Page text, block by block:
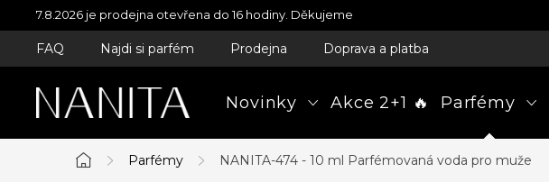
Přejít
na
obsah
7.8.2026 je prodejna otevřena do 16 hodiny. Děkujeme
FAQ Najdi si parfém Prodejna Doprava a platba
Novinky Akce 2+1 🔥 Parfémy
Domů
Parfémy NANITA-474 - 10 ml Parfémovaná voda pro muže